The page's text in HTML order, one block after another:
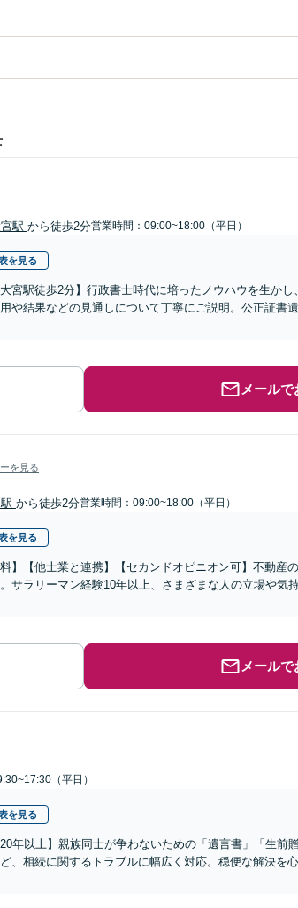
駅 から徒歩2分営業時間：09:00~18:00（平日）
を見る
宮駅徒歩2分】行政書士時代に培ったノウハウを生か
や結果などの見通しについて丁寧にご説明。公正証書
メール
を見る
から徒歩2分営業時間：09:00~18:00（平日）
を見る
】【他士業と連携】【セカンドオピニオン可】不動産
サラリーマン経験10年以上、さまざまな人の立場や気
メール
（平日）
を見る
年以上】親族同士が争わないための「遺言書」「生前
、相続に関するトラブルに幅広く対応。穏便な解決を